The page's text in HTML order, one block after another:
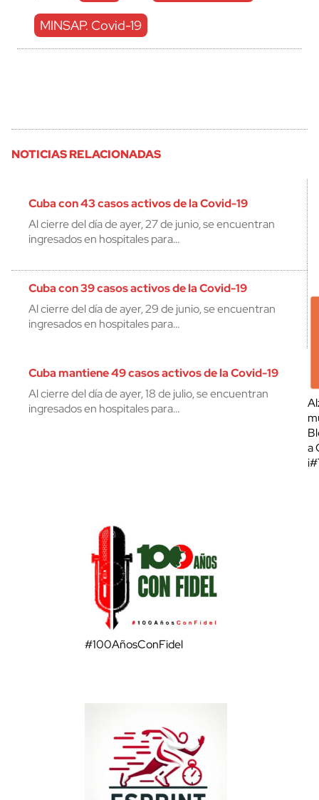
MINSAP. Covid-19
NOTICIAS RELACIONADAS
Cuba con 43 casos activos de la Covid-19
Al cierre del día de ayer, 27 de junio, se encuentran
ingresados en hospitales para…
Cuba con 39 casos activos de la Covid-19
Al cierre del día de ayer, 29 de junio, se encuentran
ingresados en hospitales para…
Cuba mantiene 49 casos activos de la Covid-19
Al cierre del día de ayer, 18 de julio, se encuentran
ingresados en hospitales para…
a
#100AñosConFidel